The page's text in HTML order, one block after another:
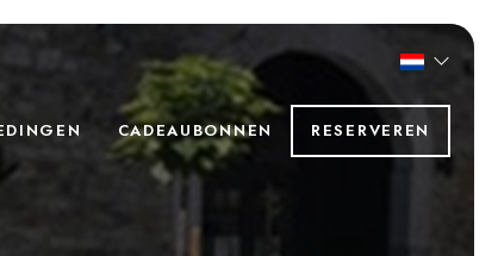
CADEAUBONNEN RESERVEREN